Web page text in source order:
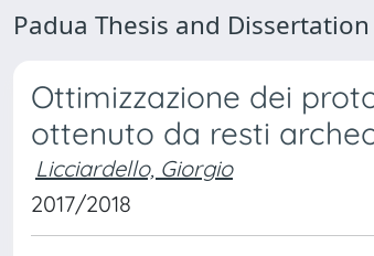
Padua Thesis and
Ottimizzazione dei
ottenuto da resti
Licciardello, Giorgio
2017/2018